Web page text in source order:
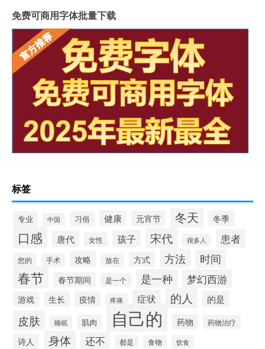
免费可商用字体批量下载
标签
专业 中国 习俗 健康 元宵节 冬天 冬季
口感 唐代 女性 孩子 宋代 很多人 患者
您的 手术 攻略 放在 方式 方法 时间
春节 春节期间 是一个 是一种 梦幻西游
游戏 生长 疫情 疼痛 症状 的人 的是
皮肤 睡眠 肌肉 自己的 药物 药物治疗
诗人 身体 还不 都是 食物 饮食